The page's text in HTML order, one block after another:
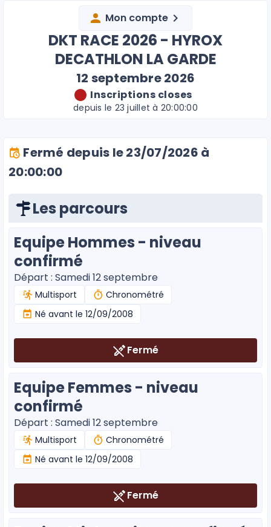
Mon compte
DKT RACE 2026 - HYROX
DECATHLON LA GARDE
12 septembre 2026
Inscriptions closes
depuis le 23 juillet à 20:00:00
Fermé depuis le 23/07/2026 à
20:00:00
Les parcours
Equipe Hommes - niveau
confirmé
Départ : Samedi 12 septembre
Multisport
Chronométré
Né avant le 12/09/2008
Fermé
Equipe Femmes - niveau
confirmé
Départ : Samedi 12 septembre
Multisport
Chronométré
Né avant le 12/09/2008
Fermé